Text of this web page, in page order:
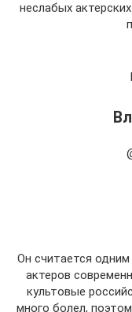
неслабых
Он считается
актеров
культовые
много болел,